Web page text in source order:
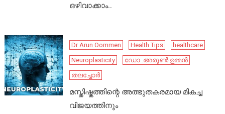
ഒഴിവാക്കാം..
Dr Arun Oommen Health Tips
healthcare
Neuroplasticity
ഡോ .അരുൺ ഉമ്മൻ
തലച്ചോർ
മസ്തിഷ്കത്തിന്റെ അത്ഭുതകരമായ മികച്ച
വിജയത്തിനും